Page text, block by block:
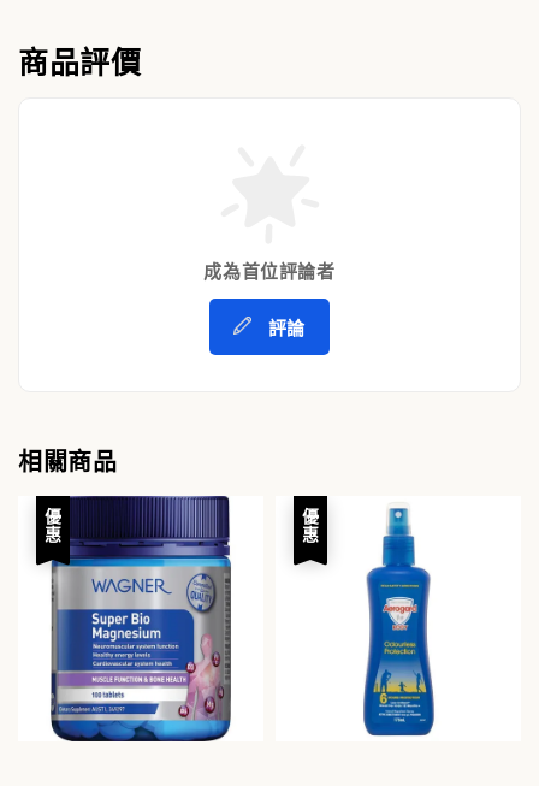
商品評價
成為首位評論者
評論
相關商品
優惠 優惠